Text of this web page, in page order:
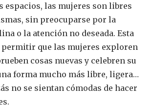
espacios, las mujeres son libres
sin preocuparse por la
o la atención no deseada. Esta
que las mujeres exploren
cosas nuevas y celebren su
forma mucho más libre, ligera…
no se sientan cómodas de hacer